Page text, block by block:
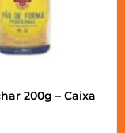
200g – Caixa